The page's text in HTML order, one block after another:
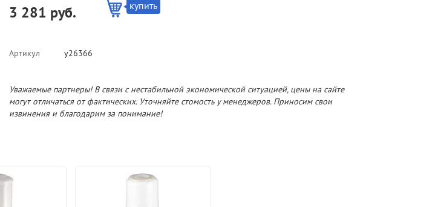
3 281 руб. купить
Артикул у26366
Уважаемые партнеры! В связи с нестабильной экономической ситуацией, цены на сайте
могут отличаться от фактических. Уточняйте стомость у менеджеров. Приносим свои
извинения и благодарим за понимание!